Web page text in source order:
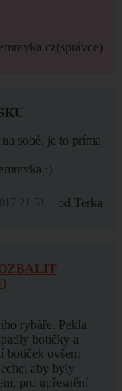
(správce)
sobě, je to príma
:)
21:51 od Terka
rybáře. Pekla
botičky a
botiček ovšem
aby byly
pro upřesnění